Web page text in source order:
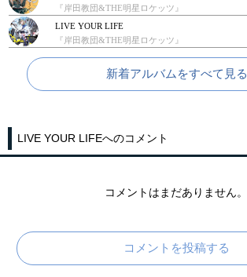
『岸田教団&THE明星ロケッツ』
LIVE YOUR LIFE
『岸田教団&THE明星ロケッツ』
新着アルバムをすべて見る
LIVE YOUR LIFEへのコメント
コメントはまだありません。
コメントを投稿する